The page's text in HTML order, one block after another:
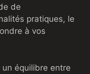
de
pratiques, le
à vos
équilibre entre